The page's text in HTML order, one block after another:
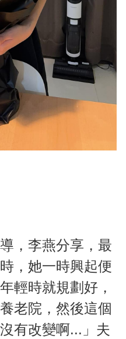
，李燕分享，最
，她一時興起便
輕時就規劃好，
老院，然後這個
有改變啊...」夫